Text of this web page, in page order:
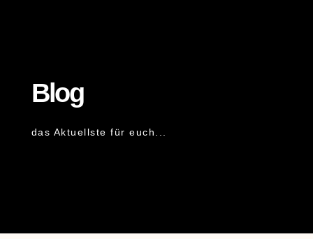
Blog
das Aktuellste für euch...